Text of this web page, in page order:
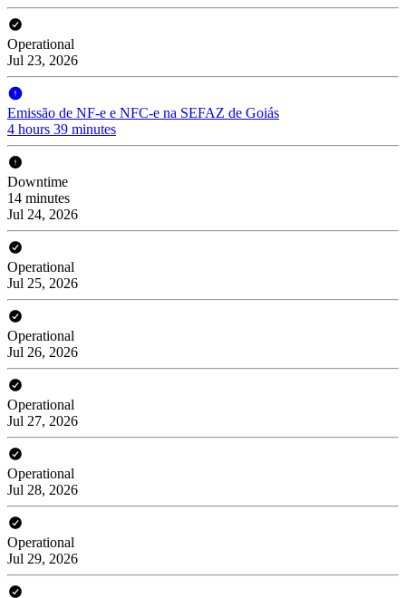
Operational
Jul 23, 2026
Emissão de NF-e e NFC-e na SEFAZ de Goiás
4 hours 39 minutes
Downtime
14 minutes
Jul 24, 2026
Operational
Jul 25, 2026
Operational
Jul 26, 2026
Operational
Jul 27, 2026
Operational
Jul 28, 2026
Operational
Jul 29, 2026